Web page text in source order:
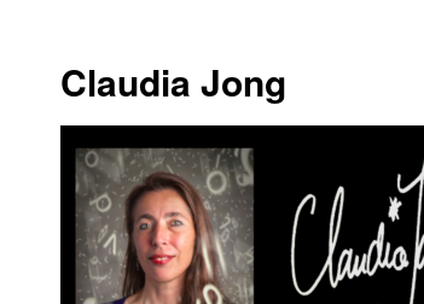
content
Claudia Jong